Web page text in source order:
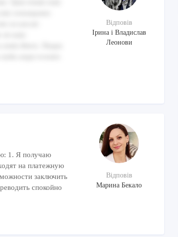
Відповів
Ірина і Владислав
Леонови
1. Я получаю
на платежную
заключить
спокойно
Відповів
Марина Бекало